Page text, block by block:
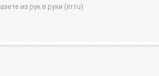
из рук в руки (irr.ru).